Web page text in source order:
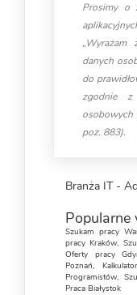
Prosimy o
„Wyrażam
danych
do
zgodnie
osobowych
poz. 883).
Branża IT -
Popularne
Szukam pracy
pracy Kraków,
Oferty pracy
Poznań,
Programistów,
Praca Białystok